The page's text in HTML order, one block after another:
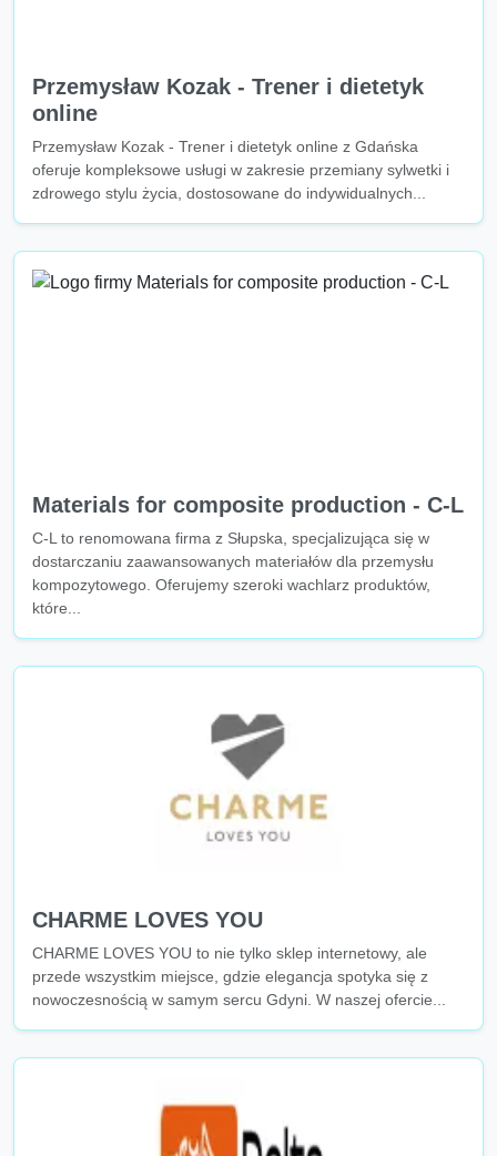
Przemysław Kozak - Trener i dietetyk
online
Przemysław Kozak - Trener i dietetyk online z Gdańska
oferuje kompleksowe usługi w zakresie przemiany sylwetki i
zdrowego stylu życia, dostosowane do indywidualnych...
Materials for composite production - C-L
C-L to renomowana firma z Słupska, specjalizująca się w
dostarczaniu zaawansowanych materiałów dla przemysłu
kompozytowego. Oferujemy szeroki wachlarz produktów,
które...
CHARME LOVES YOU
CHARME LOVES YOU to nie tylko sklep internetowy, ale
przede wszystkim miejsce, gdzie elegancja spotyka się z
nowoczesnością w samym sercu Gdyni. W naszej ofercie...